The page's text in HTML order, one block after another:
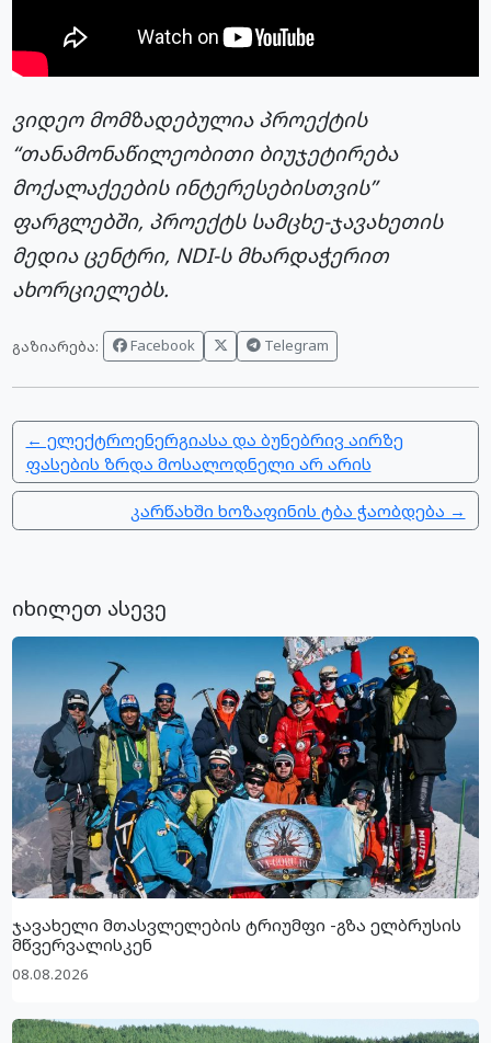
ვიდეო მომზადებულია პროექტის
“თანამონაწილეობითი ბიუჯეტირება
მოქალაქეების ინტერესებისთვის”
ფარგლებში, პროექტს სამცხე-ჯავახეთის
მედია ცენტრი, NDI-ს მხარდაჭერით
ახორციელებს.
გაზიარება: Facebook Telegram
← ელექტროენერგიასა და ბუნებრივ აირზე
ფასების ზრდა მოსალოდნელი არ არის
კარწახში ხოზაფინის ტბა ჭაობდება →
იხილეთ ასევე
ჯავახელი მთასვლელების ტრიუმფი -გზა ელბრუსის
მწვერვალისკენ
08.08.2026